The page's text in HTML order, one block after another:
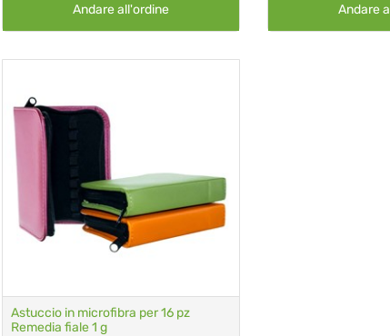
Andare all'ordine Andare
Astuccio in microfibra per 16 pz
Remedia fiale 1 g